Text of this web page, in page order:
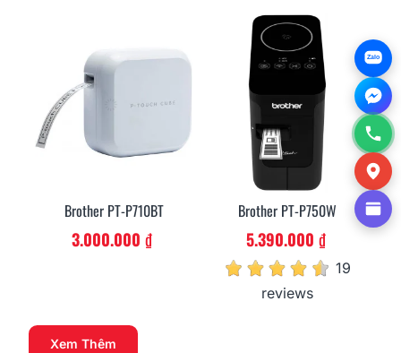
Brother PT-P710BT
3.000.000 ₫
Brother PT-P750W
5.390.000 ₫
19
reviews
Xem Thêm
Zalo